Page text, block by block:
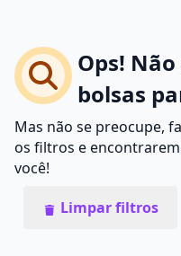
Ops!
bolsas
Mas não se preocupe,
os filtros e
você!
Limpar filtros